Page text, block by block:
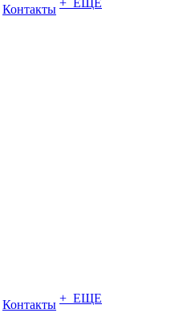
Контакты + ЕЩЕ
Контакты + ЕЩЕ